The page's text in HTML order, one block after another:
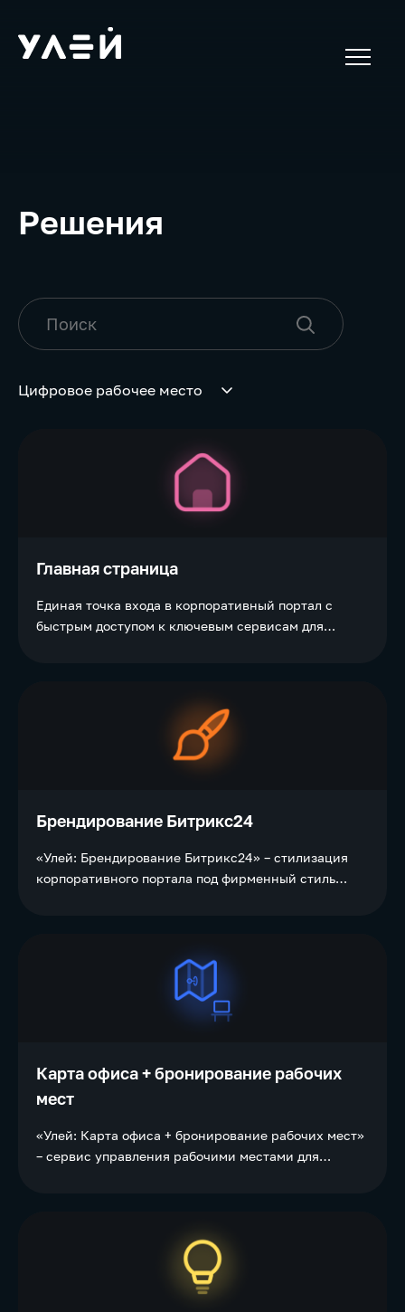
Решения
Цифровое рабочее место
Главная страница
Единая точка входа в корпоративный портал с
быстрым доступом к ключевым сервисам для
Брендирование Битрикс24
«Улей: Брендирование Битрикс24» – стилизация
корпоративного портала под фирменный стиль
Карта офиса + бронирование рабочих
мест
«Улей: Карта офиса + бронирование рабочих мест»
– сервис управления рабочими местами для